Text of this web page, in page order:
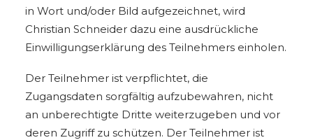
in Wort und/oder Bild aufgezeichnet, wird
Christian Schneider dazu eine ausdrückliche
Einwilligungserklärung des Teilnehmers einholen.
Der Teilnehmer ist verpflichtet, die
Zugangsdaten sorgfältig aufzubewahren, nicht
an unberechtigte Dritte weiterzugeben und vor
deren Zugriff zu schützen. Der Teilnehmer ist